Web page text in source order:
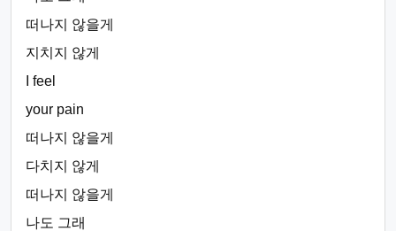
떠나지 않을게
지치지 않게
I feel
your pain
떠나지 않을게
다치지 않게
떠나지 않을게
나도 그래